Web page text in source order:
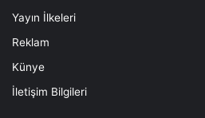
Yayın İlkeleri
Reklam
Künye
İletişim Bilgileri